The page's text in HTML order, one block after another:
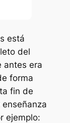
está
del
antes era
forma
fin de
ejemplo: